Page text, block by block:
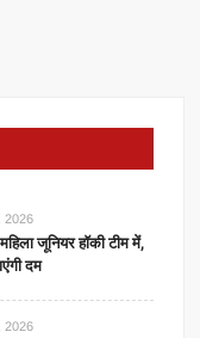
2026
जूनियर हॉकी टीम में,
दम
2026